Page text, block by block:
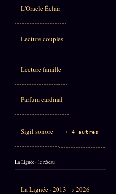
L'Oracle Éclair
Lecture couples
Lecture famille
Parfum cardinal
Sigil sonore + 4 autres
La Lignée · le réseau
La Lignée · 2013 → 2026